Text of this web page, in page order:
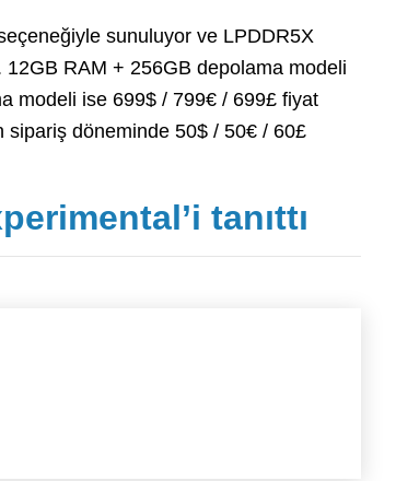
sunuluyor ve LPDDR5X
RAM + 256GB depolama modeli
modeli ise 699$ / 799€ / 699£ fiyat
sipariş döneminde 50$ / 50€ / 60£
tanıttı